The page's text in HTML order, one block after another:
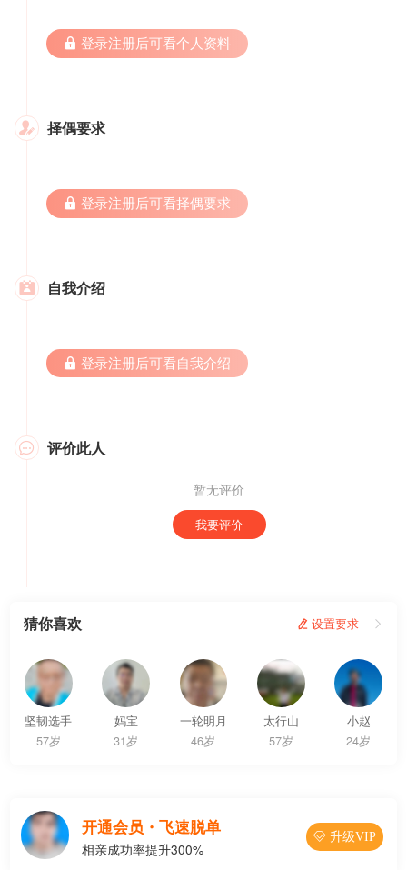
 登录注册后可看个人资料
 择偶要求
 登录注册后可看择偶要求
 自我介绍
 登录注册后可看自我介绍
 评价此人
暂无评价
我要评价
猜你喜欢  设置要求 
坚韧选手
57岁
妈宝
31岁
一轮明月
46岁
太行山
57岁
小赵
24岁
开通会员・飞速脱单
相亲成功率提升300%
 升级VIP